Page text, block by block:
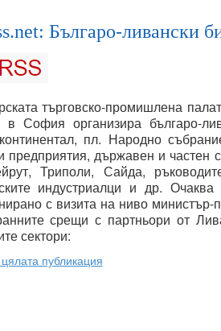
Българо-ливански
търговско-промишлена
в София организира българо-
пл. Народно
предприятия, държавен и частен
Триполи, Сайда,
индустриалци и др.
с визита на ниво
срещи с партньори от
сектори:
публикация